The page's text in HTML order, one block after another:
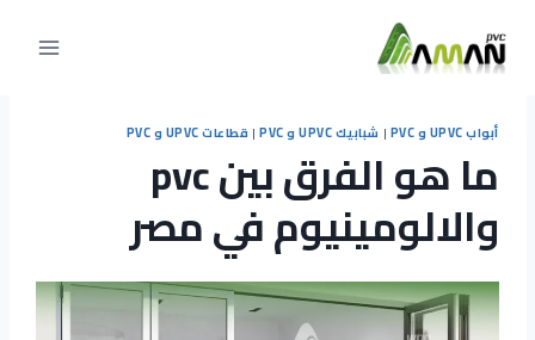
المحتوى
أبواب UPVC و PVC | شبابيك UPVC و PVC | قطاعات UPVC و PVC
ما هو الفرق بين pvc
والالومينيوم في مصر